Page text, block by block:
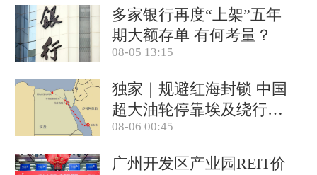
多家银行再度“上架”五年
期大额存单 有何考量？
08-05 13:15
独家｜规避红海封锁 中国
超大油轮停靠埃及绕行非
洲
08-06 00:45
广州开发区产业园REIT价